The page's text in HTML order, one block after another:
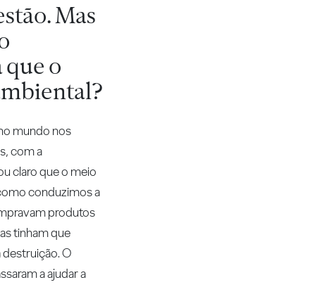
Mas
o
mundo nos
com a
claro que o meio
conduzimos a
produtos
tinham que
O
a ajudar a